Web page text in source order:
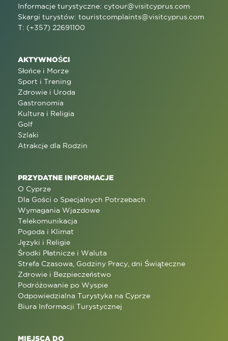
Informacje turystyczne: cytour@visitcyprus.com
Skargi turystów: touristcomplaints@visitcyprus.com
T: (+357) 22691100
AKTYWNOŚCI
Słońce i Morze
Sport i Trening
Zdrowie i Uroda
Gastronomia
Kultura i Religia
Golf
Szlaki
Atrakcje dla Rodzin
PRZYDATNE INFORMACJE
O Cyprze
Dla Gości o Specjalnych Potrzebach
Wymagania Wjazdowe
Telekomunikacja
Pogoda i Klimat
Języki i Religie
Środki Płatnicze i Waluta
Strefa Czasowa, Godziny Pracy, dni Świąteczne
Zdrowie i Bezpieczeństwo
Podróżowanie po Wyspie
Odpowiedzialna Turystyka na Cyprze
Biura Informacji Turystycznej
MIEJSCA DO